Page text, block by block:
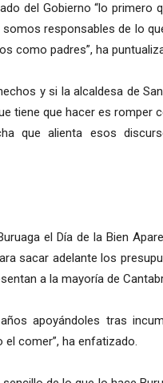
del Gobierno “lo primero
responsables de lo
como padres”, ha
y si la alcaldesa de
tiene que hacer es romper
que alienta esos
el Día de la Bien
sacar adelante los
a la mayoría de
apoyándoles tras
comer”, ha enfatizado.